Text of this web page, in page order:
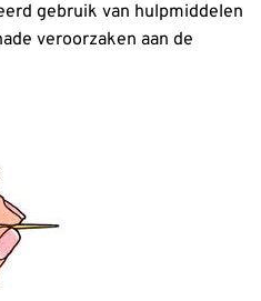
gebruik van hulpmiddelen
veroorzaken aan de